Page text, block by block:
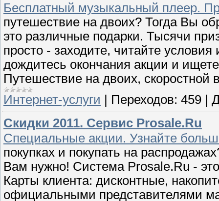
Бесплатный музыкальный плеер.
путешествие на двоих? Тогда Вы
это различные подарки. Тысячи
просто - заходите, читайте
дождитесь окончания акции и
Путешествие на двоих, скоростной
Интернет-услуги
Переходов: 459
Скидки 2011. Сервис Prosale.Ru
Специальные акции. Узнайте
покупках и покупать на
Вам нужно! Система Prosale.Ru -
Карты клиента: дисконтные,
официальными представителями